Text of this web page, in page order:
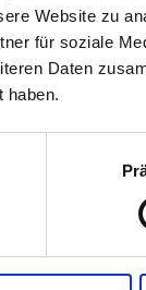
Website zu
für soziale
Daten
haben.